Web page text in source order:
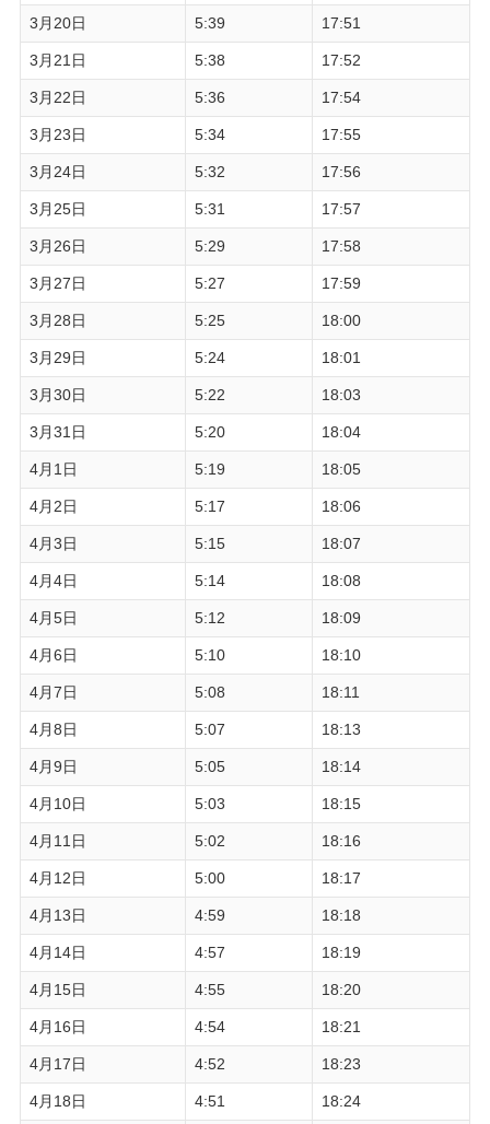
3月20日 5:39 17:51
3月21日 5:38 17:52
3月22日 5:36 17:54
3月23日 5:34 17:55
3月24日 5:32 17:56
3月25日 5:31 17:57
3月26日 5:29 17:58
3月27日 5:27 17:59
3月28日 5:25 18:00
3月29日 5:24 18:01
3月30日 5:22 18:03
3月31日 5:20 18:04
4月1日 5:19 18:05
4月2日 5:17 18:06
4月3日 5:15 18:07
4月4日 5:14 18:08
4月5日 5:12 18:09
4月6日 5:10 18:10
4月7日 5:08 18:11
4月8日 5:07 18:13
4月9日 5:05 18:14
4月10日 5:03 18:15
4月11日 5:02 18:16
4月12日 5:00 18:17
4月13日 4:59 18:18
4月14日 4:57 18:19
4月15日 4:55 18:20
4月16日 4:54 18:21
4月17日 4:52 18:23
4月18日 4:51 18:24